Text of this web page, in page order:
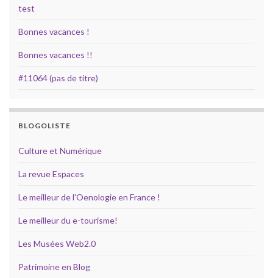
test
Bonnes vacances !
Bonnes vacances !!
#11064 (pas de titre)
BLOGOLISTE
Culture et Numérique
La revue Espaces
Le meilleur de l'Oenologie en France !
Le meilleur du e-tourisme!
Les Musées Web2.0
Patrimoine en Blog